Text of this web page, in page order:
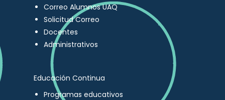
Correo Alumnos UAQ
Solicitud Correo
Docentes
Administrativos
Educación Continua
Programas educativos